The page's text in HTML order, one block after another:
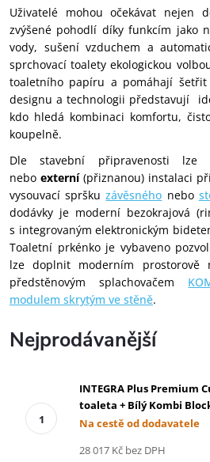
Uživatelé mohou očekávat nejen
zvýšené pohodlí díky funkcím jako
vody, sušení vzduchem a
sprchovací toalety ekologickou
toaletního papíru a pomáhají
designu a technologii představují
kdo hledá kombinaci komfortu,
koupelně.
Dle stavební připravenosti lze
nebo externí(přiznanou) instalaci
vysouvací sprškuzávěsného nebo
dodávky je moderní bezokrajová
s integrovaným elektronickým
Toaletní prkénko je vybaveno
lze doplnit moderním prostorově
předstěnovým splachovačem
modulem skrytým ve stěně.
Nejprodávanější
INTEGRA Plus Premium
toaleta + Bílý Kombi
Na cestě od dodavatele
28 017 Kč bez DPH